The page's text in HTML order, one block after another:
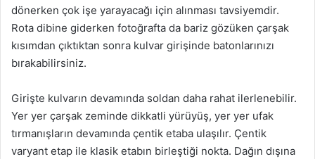
dönerken çok işe yarayacağı için alınması tavsiyemdir.
Rota dibine giderken fotoğrafta da bariz gözüken çarşak
kısımdan çıktıktan sonra kulvar girişinde batonlarınızı
bırakabilirsiniz.
Girişte kulvarın devamında soldan daha rahat ilerlenebilir.
Yer yer çarşak zeminde dikkatli yürüyüş, yer yer ufak
tırmanışların devamında çentik etaba ulaşılır. Çentik
varyant etap ile klasik etabın birleştiği nokta. Dağın dışına